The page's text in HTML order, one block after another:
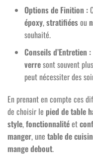
Options de Finition :
époxy,stratifiéesou
souhaité.
Conseils d’Entretien :
verresont souvent
peut nécessiter des
En prenant en compte ces
de choisir le pied de table
style,fonctionnalitéet
manger, une table de
mange debout.